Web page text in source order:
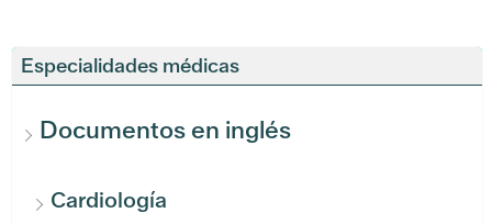
Especialidades médicas
Documentos en inglés
Cardiología